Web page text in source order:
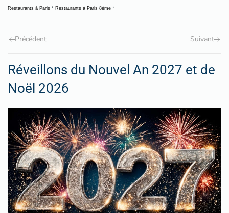
Restaurants à Paris * Restaurants à Paris 8ème *
Précédent Suivant
Réveillons du Nouvel An 2027 et de
Noël 2026